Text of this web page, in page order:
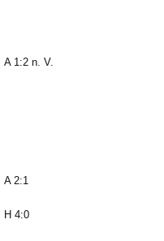
A 1:2 n. V.
A 2:1
H 4:0